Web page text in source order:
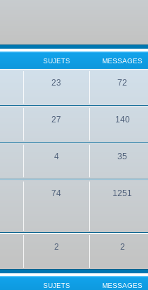
SUJETS MESSAGES
23 72
27 140
4 35
74 1251
2 2
SUJETS MESSAGES